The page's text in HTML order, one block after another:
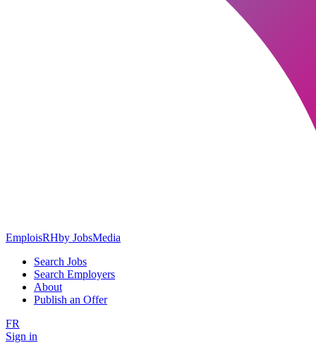
EmploisRHby JobsMedia
Search Jobs
Search Employers
About
Publish an Offer
FR
Sign in